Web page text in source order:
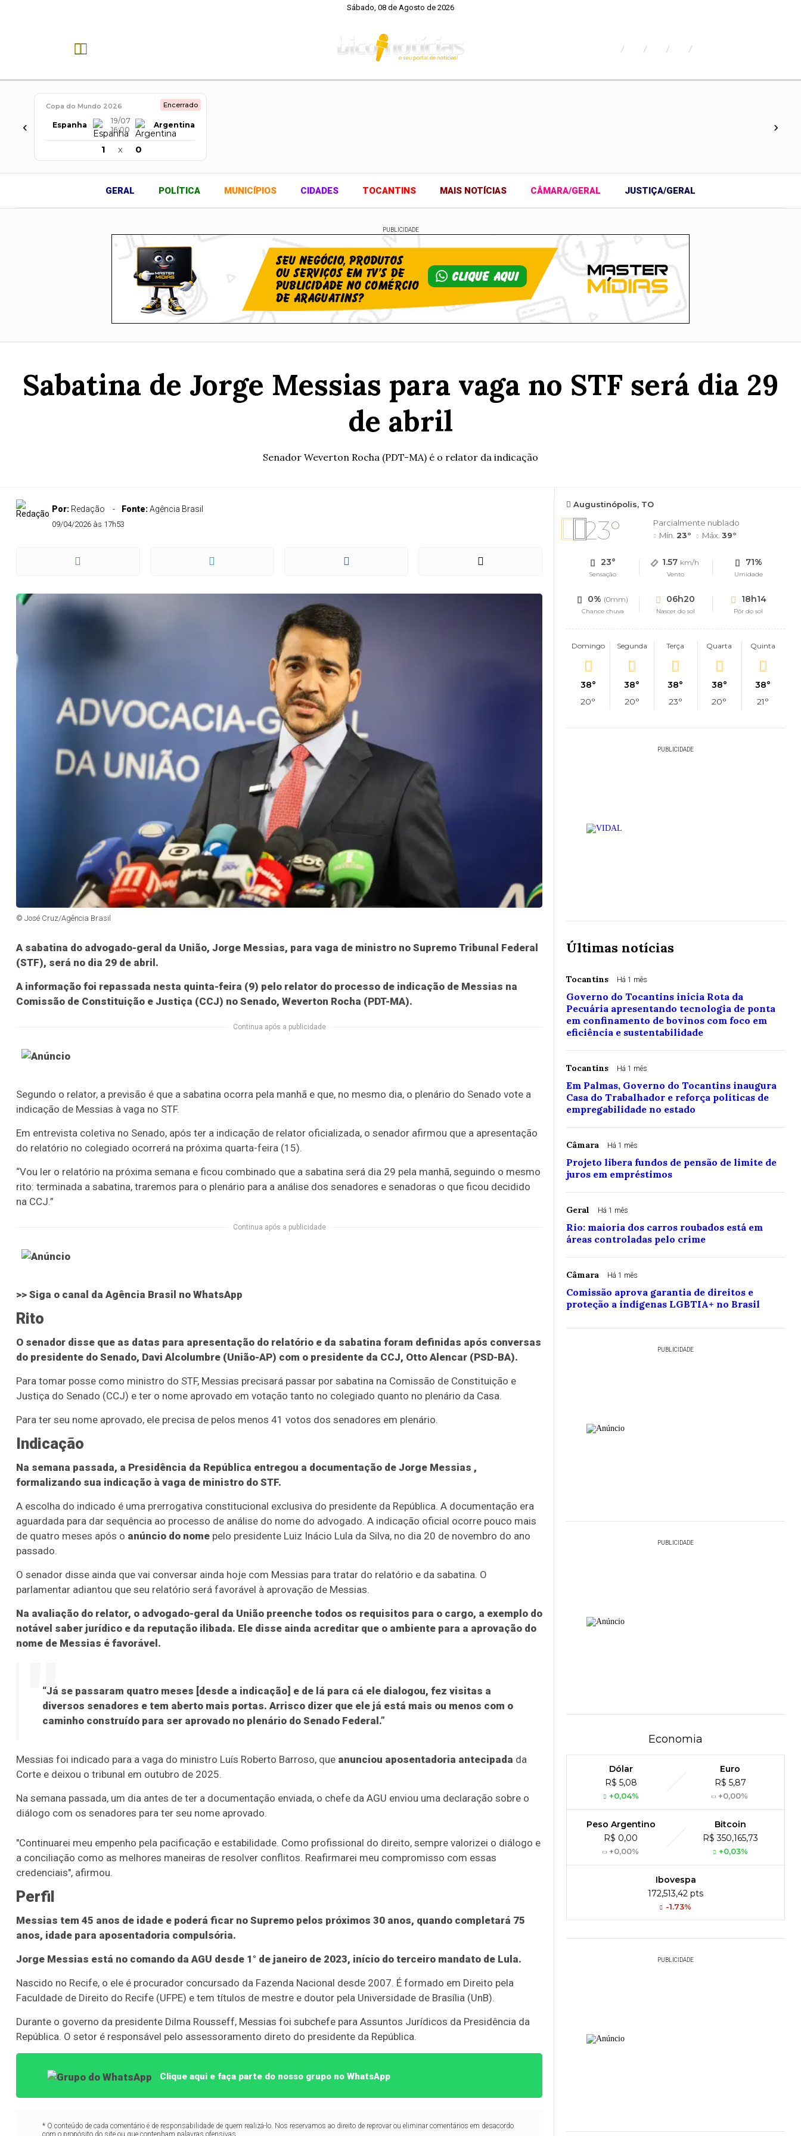
Sábado, 08 de Agosto de 2026
‹
Copa do Mundo 2026 Encerrado
Espanha
19/07
16:00
Argentina
1 x 0
›
GERAL POLÍTICA MUNICÍPIOS CIDADES TOCANTINS MAIS NOTÍCIAS CÂMARA/GERAL JUSTIÇA/GERAL
PUBLICIDADE
Sabatina de Jorge Messias para vaga no STF será dia 29
de abril
Senador Weverton Rocha (PDT-MA) é o relator da indicação
Por: Redação Fonte:Agência Brasil
09/04/2026 às 17h53
© José Cruz/Agência Brasil
A sabatina do advogado-geral da União, Jorge Messias, para vaga de ministro no Supremo Tribunal Federal
(STF), será no dia 29 de abril.
A informação foi repassada nesta quinta-feira (9) pelo relator do processo de indicação de Messias na
Comissão de Constituição e Justiça (CCJ) no Senado, Weverton Rocha (PDT-MA).
Continua após a publicidade
Segundo o relator, a previsão é que a sabatina ocorra pela manhã e que, no mesmo dia, o plenário do Senado vote a
indicação de Messias à vaga no STF.
Em entrevista coletiva no Senado, após ter a indicação de relator oficializada, o senador afirmou que a apresentação
do relatório no colegiado ocorrerá na próxima quarta-feira (15).
“Vou ler o relatório na próxima semana e ficou combinado que a sabatina será dia 29 pela manhã, seguindo o mesmo
rito: terminada a sabatina, traremos para o plenário para a análise dos senadores e senadoras o que ficou decidido
na CCJ.”
Continua após a publicidade
>> Siga o canal da Agência Brasil no WhatsApp
Rito
O senador disse que as datas para apresentação do relatório e da sabatina foram definidas após conversas
do presidente do Senado, Davi Alcolumbre (União-AP) com o presidente da CCJ, Otto Alencar (PSD-BA).
Para tomar posse como ministro do STF, Messias precisará passar por sabatina na Comissão de Constituição e
Justiça do Senado (CCJ) e ter o nome aprovado em votação tanto no colegiado quanto no plenário da Casa.
Para ter seu nome aprovado, ele precisa de pelos menos 41 votos dos senadores em plenário.
Indicação
Na semana passada, a Presidência da República entregou a documentação de Jorge Messias ,
formalizando sua indicação à vaga de ministro do STF.
A escolha do indicado é uma prerrogativa constitucional exclusiva do presidente da República. A documentação era
aguardada para dar sequência ao processo de análise do nome do advogado. A indicação oficial ocorre pouco mais
de quatro meses após o anúncio do nome pelo presidente Luiz Inácio Lula da Silva, no dia 20 de novembro do ano
passado.
O senador disse ainda que vai conversar ainda hoje com Messias para tratar do relatório e da sabatina. O
parlamentar adiantou que seu relatório será favorável à aprovação de Messias.
Na avaliação do relator, o advogado-geral da União preenche todos os requisitos para o cargo, a exemplo do
notável saber jurídico e da reputação ilibada. Ele disse ainda acreditar que o ambiente para a aprovação do
nome de Messias é favorável.
“Já se passaram quatro meses [desde a indicação] e de lá para cá ele dialogou, fez visitas a
diversos senadores e tem aberto mais portas. Arrisco dizer que ele já está mais ou menos com o
caminho construído para ser aprovado no plenário do Senado Federal.”
Messias foi indicado para a vaga do ministro Luís Roberto Barroso, que anunciou aposentadoria antecipada da
Corte e deixou o tribunal em outubro de 2025.
Na semana passada, um dia antes de ter a documentação enviada, o chefe da AGU enviou uma declaração sobre o
diálogo com os senadores para ter seu nome aprovado.
"Continuarei meu empenho pela pacificação e estabilidade. Como profissional do direito, sempre valorizei o diálogo e
a conciliação como as melhores maneiras de resolver conflitos. Reafirmarei meu compromisso com essas
credenciais", afirmou.
Perfil
Messias tem 45 anos de idade e poderá ficar no Supremo pelos próximos 30 anos, quando completará 75
anos, idade para aposentadoria compulsória.
Jorge Messias está no comando da AGU desde 1° de janeiro de 2023, início do terceiro mandato de Lula.
Nascido no Recife, o ele é procurador concursado da Fazenda Nacional desde 2007. É formado em Direito pela
Faculdade de Direito do Recife (UFPE) e tem títulos de mestre e doutor pela Universidade de Brasília (UnB).
Durante o governo da presidente Dilma Rousseff, Messias foi subchefe para Assuntos Jurídicos da Presidência da
República. O setor é responsável pelo assessoramento direto do presidente da República.
Clique aqui e faça parte do nosso grupo no WhatsApp
* O conteúdo de cada comentário é de responsabilidade de quem realizá-lo. Nos reservamos ao direito de reprovar ou eliminar comentários em desacordo
Augustinópolis, TO
23°
Parcialmente nublado
Mín. 23° Máx. 39°
23°
Sensação
1.57 km/h
Vento
71%
Umidade
0% (0mm)
Chance chuva
06h20
Nascer do sol
18h14
Pôr do sol
Domingo
38°
20°
Segunda
38°
20°
Terça
38°
23°
Quarta
38°
20°
Quinta
38°
21°
PUBLICIDADE
Últimas notícias
Tocantins Há 1 mês
Governo do Tocantins inicia Rota da
Pecuária apresentando tecnologia de ponta
em confinamento de bovinos com foco em
eficiência e sustentabilidade
Tocantins Há 1 mês
Em Palmas, Governo do Tocantins inaugura
Casa do Trabalhador e reforça políticas de
empregabilidade no estado
Câmara Há 1 mês
Projeto libera fundos de pensão de limite de
juros em empréstimos
Geral Há 1 mês
Rio: maioria dos carros roubados está em
áreas controladas pelo crime
Câmara Há 1 mês
Comissão aprova garantia de direitos e
proteção a indígenas LGBTIA+ no Brasil
PUBLICIDADE
PUBLICIDADE
Economia
Dólar
R$ 5,08
+0,04%
Euro
R$ 5,87
+0,00%
Peso Argentino
R$ 0,00
+0,00%
Bitcoin
R$ 350,165,73
+0,03%
Ibovespa
172,513,42 pts
-1.73%
PUBLICIDADE